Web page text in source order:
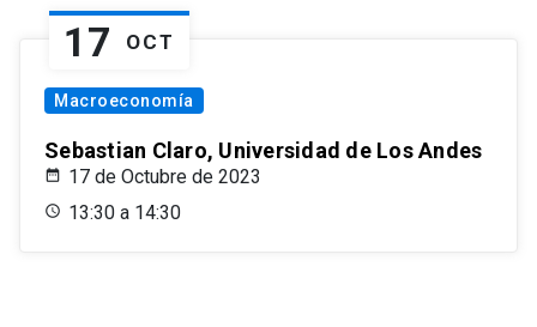
17 OCT
Macroeconomía
Sebastian Claro, Universidad de Los Andes
17 de Octubre de 2023
13:30 a 14:30